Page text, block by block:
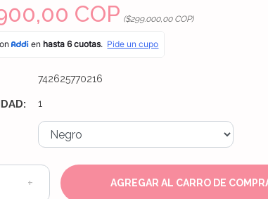
COP ($299.000,00 COP)
742625770216
1
+